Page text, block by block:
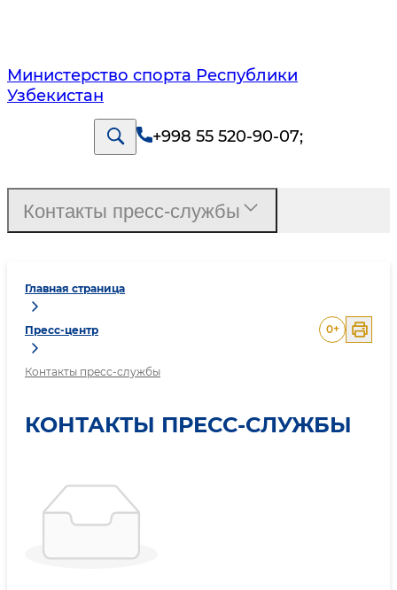
Министерство спорта Республики
Узбекистан
+998 55 520-90-07;
Главная страница
Пресс-центр
Контакты пресс-службы
0+
КОНТАКТЫ ПРЕСС-СЛУЖБЫ
Контакты пресс-службы